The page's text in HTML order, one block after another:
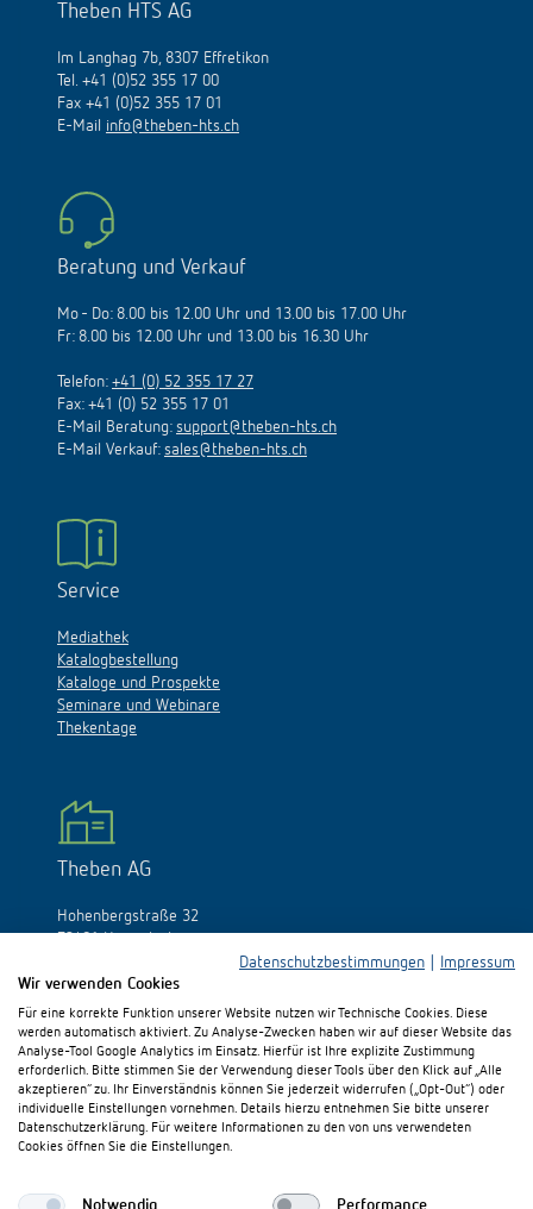
Theben HTS AG
Im Langhag 7b, 8307 Effretikon
Tel. +41 (0)52 355 17 00
Fax +41 (0)52 355 17 01
E-Mail info@theben-hts.ch
Beratung und Verkauf
Mo - Do: 8.00 bis 12.00 Uhr und 13.00 bis 17.00 Uhr
Fr: 8.00 bis 12.00 Uhr und 13.00 bis 16.30 Uhr
Telefon: +41 (0) 52 355 17 27
Fax: +41 (0) 52 355 17 01
E-Mail Beratung: support@theben-hts.ch
E-Mail Verkauf: sales@theben-hts.ch
Service
Mediathek
Katalogbestellung
Kataloge und Prospekte
Seminare und Webinare
Thekentage
Theben AG
Hohenbergstraße 32
Fax: +49 (0)74 74/692-150
E-Mail:info@theben.de
Besuchen Sie uns auf:
Datenschutzbestimmungen
Impressum
Wir verwenden Cookies
Für eine korrekte Funktion unserer Website nutzen wir Technische Cookies. Diese
werden automatisch aktiviert. Zu Analyse-Zwecken haben wir auf dieser Website das
Analyse-Tool Google Analytics im Einsatz. Hierfür ist Ihre explizite Zustimmung
erforderlich. Bitte stimmen Sie der Verwendung dieser Tools über den Klick auf „Alle
akzeptieren“ zu. Ihr Einverständnis können Sie jederzeit widerrufen („Opt-Out“) oder
individuelle Einstellungen vornehmen. Details hierzu entnehmen Sie bitte unserer
Datenschutzerklärung. Für weitere Informationen zu den von uns verwendeten
Cookies öffnen Sie die Einstellungen.
Notwendig Performance